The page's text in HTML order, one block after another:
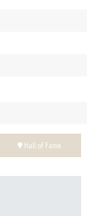
Hall of Fame